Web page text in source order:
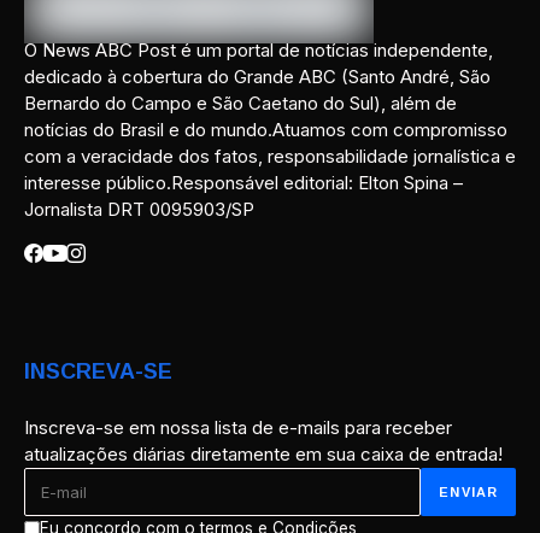
O News ABC Post é um portal de notícias independente,
dedicado à cobertura do Grande ABC (Santo André, São
Bernardo do Campo e São Caetano do Sul), além de
notícias do Brasil e do mundo.Atuamos com compromisso
com a veracidade dos fatos, responsabilidade jornalística e
interesse público.Responsável editorial: Elton Spina –
Jornalista DRT 0095903/SP
INSCREVA-SE
Inscreva-se em nossa lista de e-mails para receber
atualizações diárias diretamente em sua caixa de entrada!
Eu concordo com o termos e Condições